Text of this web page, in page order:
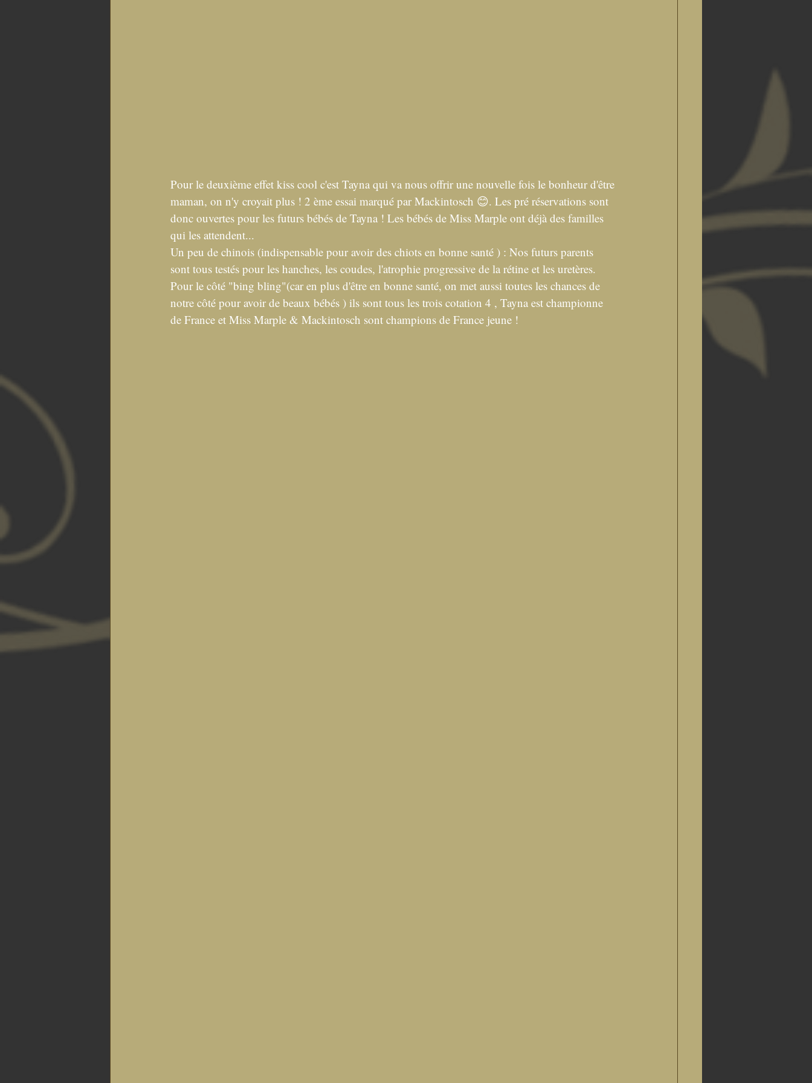
Pour le deuxième effet kiss cool c'est Tayna qui va nous offrir une nouvelle fois le bonheur d'être
maman, on n'y croyait plus ! 2 ème essai marqué par Mackintosch 😊. Les pré réservations sont
donc ouvertes pour les futurs bébés de Tayna ! Les bébés de Miss Marple ont déjà des familles
qui les attendent...
Un peu de chinois (indispensable pour avoir des chiots en bonne santé ) : Nos futurs parents
sont tous testés pour les hanches, les coudes, l'atrophie progressive de la rétine et les uretères.
Pour le côté "bing bling"(car en plus d'être en bonne santé, on met aussi toutes les chances de
notre côté pour avoir de beaux bébés ) ils sont tous les trois cotation 4 , Tayna est championne
de France et Miss Marple & Mackintosch sont champions de France jeune !